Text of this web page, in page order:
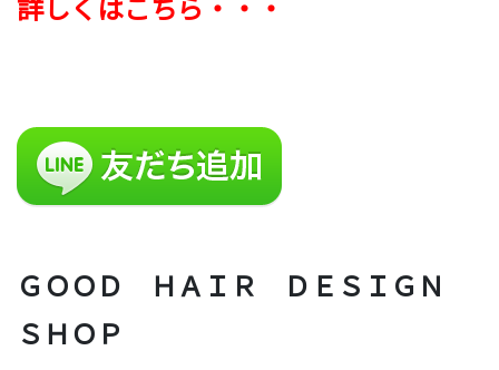
ＧＯＯＤ ＨＡＩＲ ＤＥＳＩＧＮ
ＳＨＯＰ